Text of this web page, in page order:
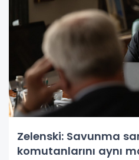
Zelenski: Savunma
komutanlarını aynı